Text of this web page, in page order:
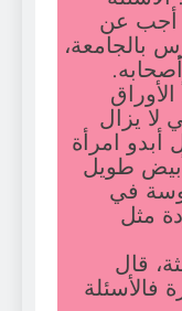
أجب عن
بالجامعة،
لا يزال
امرأة
طويل
في
مثل
قال
فالأسئلة